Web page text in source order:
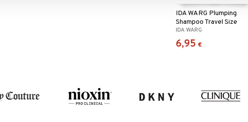
IDA WARG Plumping
Shampoo Travel Size
IDA WARG
6,95 €